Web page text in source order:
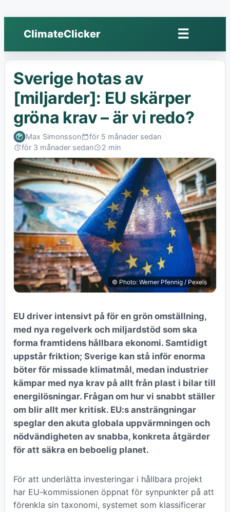
ClimateClicker ☰Öppna
meny
Sverige hotas av
[miljarder]: EU skärper
gröna krav – är vi redo?
Max SimonssonPublished:
för 5 månader sedan
Last
edited:
för 3 månader sedanRead:2 min
© Photo: Werner Pfennig / Pexels
EU driver intensivt på för en grön omställning,
med nya regelverk och miljardstöd som ska
forma framtidens hållbara ekonomi. Samtidigt
uppstår friktion; Sverige kan stå inför enorma
böter för missade klimatmål, medan industrier
kämpar med nya krav på allt från plast i bilar till
energilösningar. Frågan om hur vi snabbt ställer
om blir allt mer kritisk. EU:s ansträngningar
speglar den akuta globala uppvärmningen och
nödvändigheten av snabba, konkreta åtgärder
för att säkra en beboelig planet.
För att underlätta investeringar i hållbara projekt
har EU-kommissionen öppnat för synpunkter på att
förenkla sin taxonomi, systemet som klassificerar